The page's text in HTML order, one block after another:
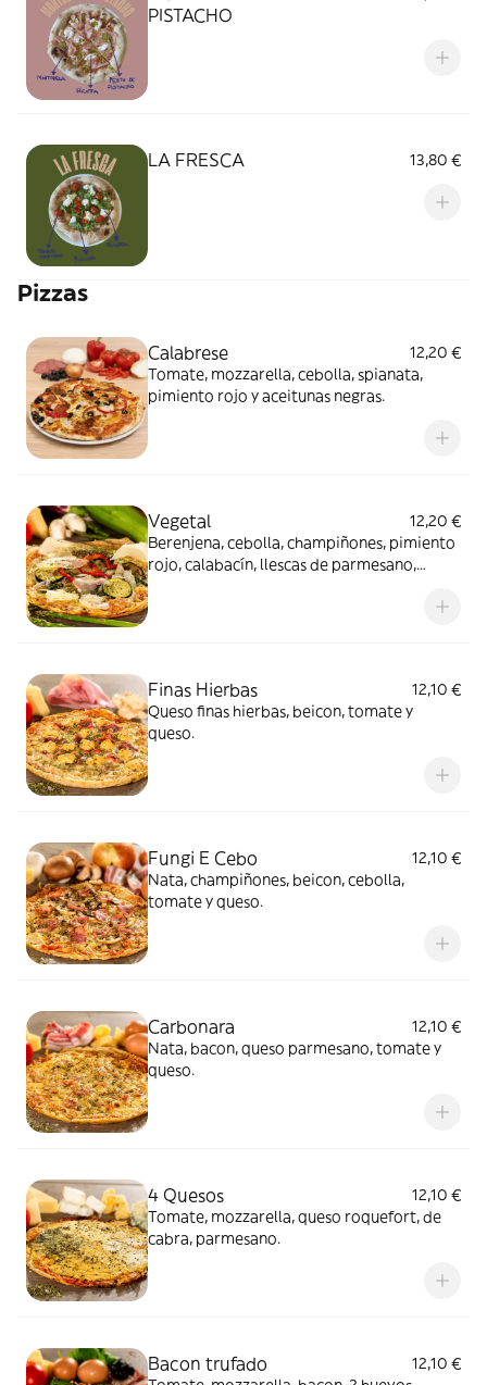
PISTACHO
LA FRESCA 13,80 €
Pizzas
Calabrese
12,20 €
Tomate, mozzarella, cebolla, spianata,
pimiento rojo y aceitunas negras.
Vegetal
12,20 €
Berenjena, cebolla, champiñones, pimiento
rojo, calabacín, llescas de parmesano,
Finas Hierbas
12,10 €
Queso finas hierbas, beicon, tomate y
queso.
Fungi E Cebo
12,10 €
Nata, champiñones, beicon, cebolla,
tomate y queso.
Carbonara
12,10 €
Nata, bacon, queso parmesano, tomate y
queso.
4 Quesos
12,10 €
Tomate, mozzarella, queso roquefort, de
cabra, parmesano.
Bacon trufado
12,10 €